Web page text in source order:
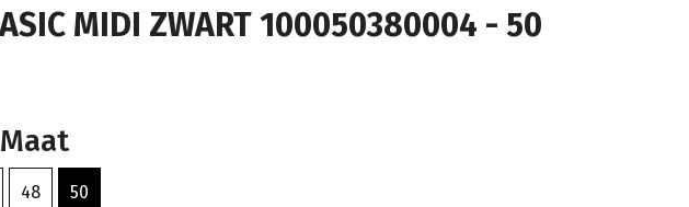
MIDI ZWART 100050380004 - 50
48 50